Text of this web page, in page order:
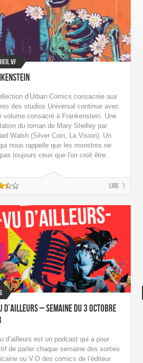
VF
d’Urban Comics consacrée aux
des studios Universal continue avec
volume consacré à Frankenstein. Une
du roman de Mary Shelley par
Walsh (Silver Coin, La Vision). Un
nous rappelle que les monstres ne
toujours ceux que l'on croit être.
Lire
d’ailleurs – Semaine du 3 octobre
d’ailleurs est un podcast qui a pour
de parler chaque semaine des sorties
ou V.O des comics de l’éditeur